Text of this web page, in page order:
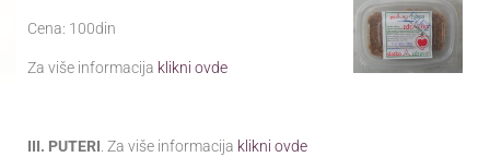
Cena: 100din
Za više informacija klikni ovde
III. PUTERI . Za više informacija klikni ovde